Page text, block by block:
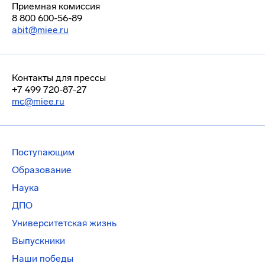
Приемная комиссия
8 800 600-56-89
abit@miee.ru
Контакты для прессы
+7 499 720-87-27
mc@miee.ru
Поступающим
Образование
Наука
ДПО
Университетская жизнь
Выпускники
Наши победы